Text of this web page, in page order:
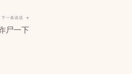
下一条说说 →
尸一下